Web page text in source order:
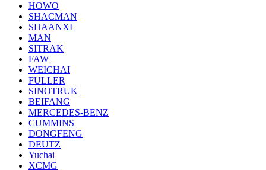
HOWO
SHACMAN
SHAANXI
MAN
SITRAK
FAW
WEICHAI
FULLER
SINOTRUK
BEIFANG
MERCEDES-BENZ
CUMMINS
DONGFENG
DEUTZ
Yuchai
XCMG